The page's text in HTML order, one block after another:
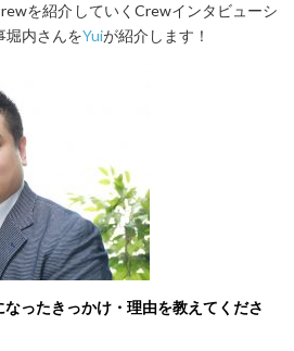
を紹介していくCrewインタビューシ
堀内さんをYuiが紹介します！
なったきっかけ・理由を教えてくださ